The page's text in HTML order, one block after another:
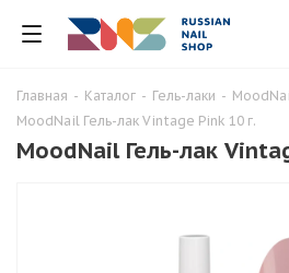
Главная - Каталог - Гель-лаки -
MoodNail Гель-лак Vintage Pink 10 г.
MoodNail Гель-лак